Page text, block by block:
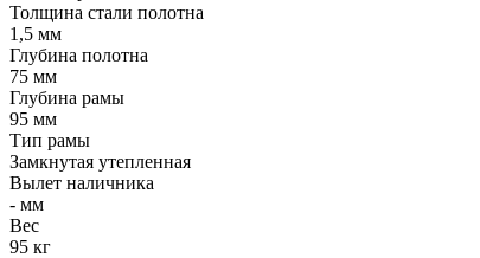
Толщина стали полотна
1,5 мм
Глубина полотна
75 мм
Глубина рамы
95 мм
Тип рамы
Замкнутая утепленная
Вылет наличника
- мм
Вес
95 кг